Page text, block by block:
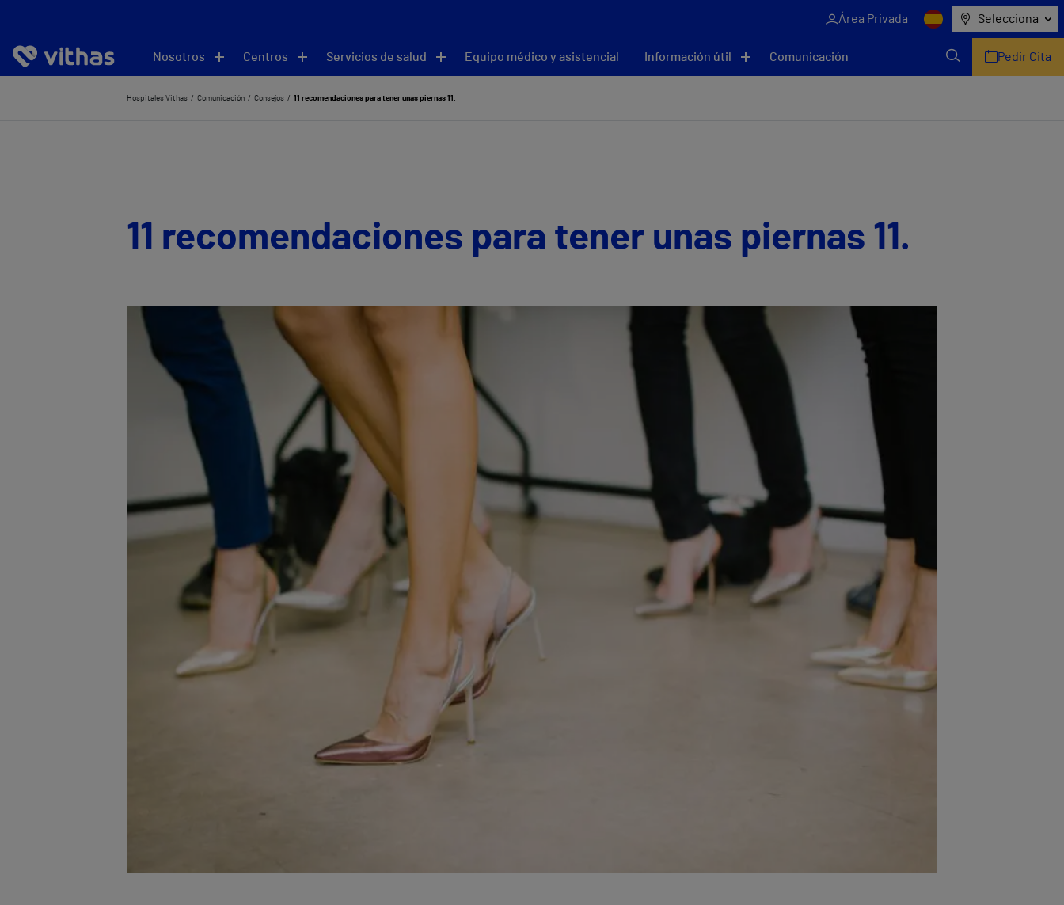
Área Privada Selecciona
Nosotros Centros Servicios de salud Equipo médico y asistencial Información útil Comunicación Pedir Cita
Hospitales Vithas Comunicación Consejos 11 recomendaciones para tener unas piernas 11.
11 recomendaciones para tener unas piernas 11.